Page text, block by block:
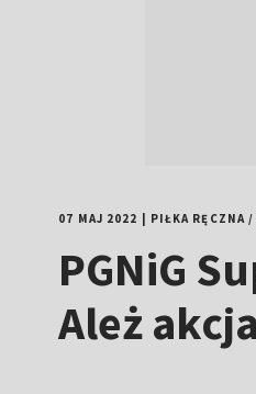
07 MAJ 2022 PIŁKA RĘCZNA/
PGNiG
Ależ